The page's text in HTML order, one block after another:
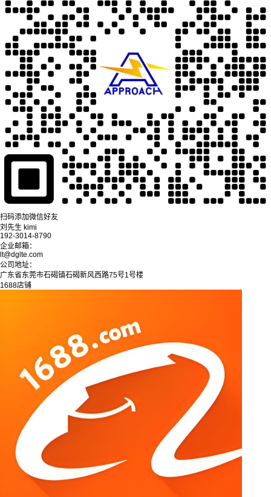
扫码添加微信好友
刘先生 kimi
192-3014-8790
企业邮箱：
lt@dglte.com
公司地址：
广东省东莞市石碣镇石碣新风西路75号1号楼
1688店铺